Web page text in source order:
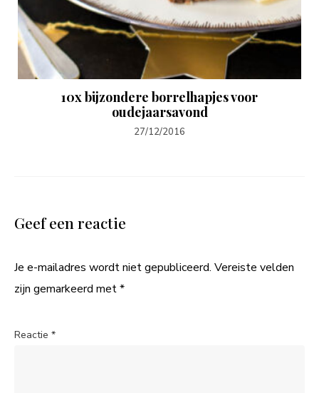
10x bijzondere borrelhapjes voor
oudejaarsavond
27/12/2016
Geef een reactie
Je e-mailadres wordt niet gepubliceerd. Vereiste velden
zijn gemarkeerd met*
Reactie *